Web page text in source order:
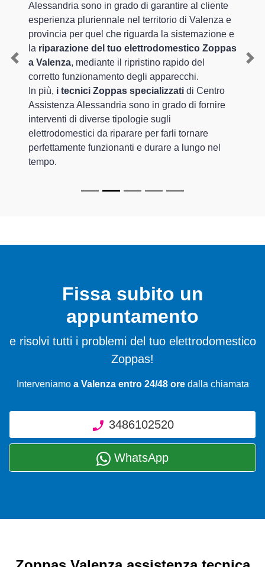
Alessandria sono in grado di garantire al cliente
esperienza pluriennale nel territorio di Valenza e
provincia per quel che riguarda la sistemazione e
la riparazione del tuo elettrodomestico Zoppas
a Valenza, mediante il ripristino rapido del
corretto funzionamento degli apparecchi.
In più, i tecnici Zoppas specializzati di Centro
Assistenza Alessandria sono in grado di fornire
interventi di diverse tipologie sugli
elettrodomestici da riparare per farli tornare
perfettamente funzionanti e durare a lungo nel
tempo.
Previous
Fissa subito un
appuntamento
e risolvi tutti i problemi del tuo elettrodomestico
Zoppas!
Interveniamo a Valenza entro 24/48 oredalla chiamata
3486102520
WhatsApp